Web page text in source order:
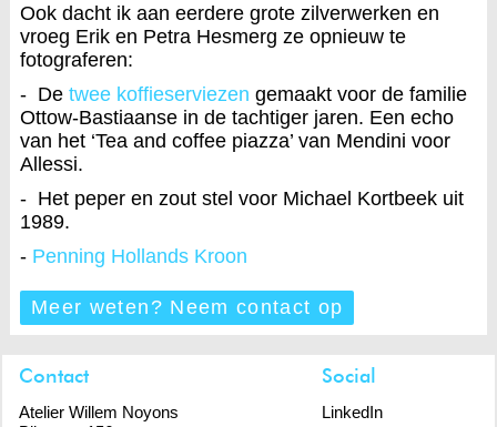
Ook dacht ik aan eerdere grote zilverwerken en
vroeg Erik en Petra Hesmerg ze opnieuw te
fotograferen:
- De twee koffieserviezen gemaakt voor de familie
Ottow-Bastiaanse in de tachtiger jaren. Een echo
van het ‘Tea and coffee piazza’ van Mendini voor
Allessi.
- Het peper en zout stel voor Michael Kortbeek uit
1989.
- Penning Hollands Kroon
Meer weten? Neem contact op
Contact
Atelier Willem Noyons
Social
LinkedIn